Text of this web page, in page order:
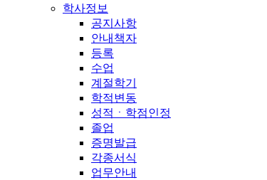
학사정보
공지사항
안내책자
등록
수업
계절학기
학적변동
성적ㆍ학점인정
졸업
증명발급
각종서식
업무안내